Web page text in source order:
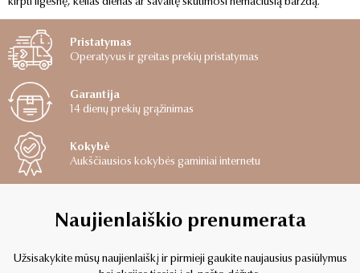
kirpti ilgesnę, kelias dienas ar savaitę skutimosi nemačiusią barzdą.
Pristatymas
Operatyvus ir greitas prekių pristatymas
Garantija
14 dienų prekių grąžinimas
Kokybė
Aukščiausios kokybės gaminiai internetu
Naujienlaiškio prenumerata
Užsisakykite mūsų naujienlaiškį ir pirmieji gaukite naujausius pasiūlymus